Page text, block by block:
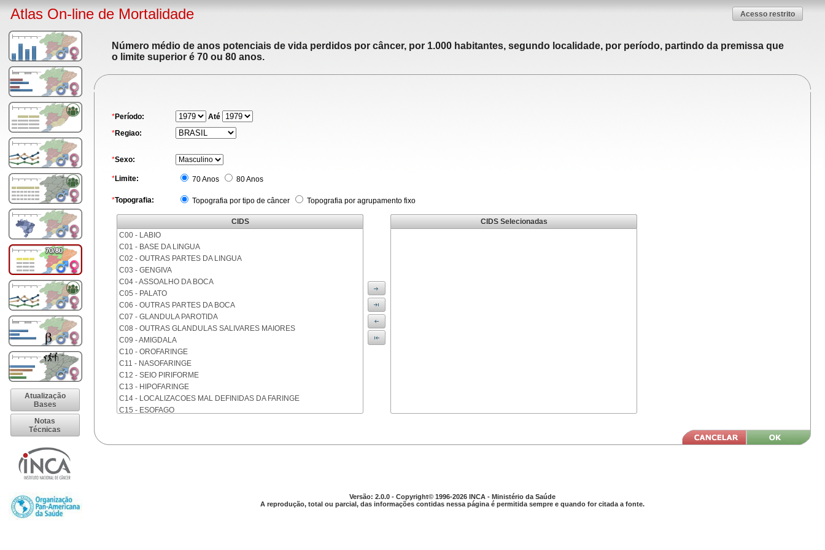
Atlas On-line de Mortalidade Acesso restrito
Atualização
Bases
Notas
Técnicas
Número médio de anos potenciais de vida perdidos por câncer, por 1.000 habitantes, segundo localidade, por período, partindo da premissa que
o limite superior é 70 ou 80 anos.
*Período:
Até
*Regiao:
*Sexo:
*Limite: 70 Anos 80 Anos
*Topografia: Topografia por tipo de câncer Topografia por agrupamento fixo
CIDS
C00 - LABIO
C01 - BASE DA LINGUA
C02 - OUTRAS PARTES DA LINGUA
C03 - GENGIVA
C04 - ASSOALHO DA BOCA
C05 - PALATO
C06 - OUTRAS PARTES DA BOCA
C07 - GLANDULA PAROTIDA
C08 - OUTRAS GLANDULAS SALIVARES MAIORES
C09 - AMIGDALA
C10 - OROFARINGE
C11 - NASOFARINGE
C12 - SEIO PIRIFORME
C13 - HIPOFARINGE
C14 - LOCALIZACOES MAL DEFINIDAS DA FARINGE
C15 - ESOFAGO
C18 - COLON
CIDS Selecionadas
Versão: 2.0.0 - Copyright© 1996-2026 INCA - Ministério da Saúde
A reprodução, total ou parcial, das informações contidas nessa página é permitida sempre e quando for citada a fonte.